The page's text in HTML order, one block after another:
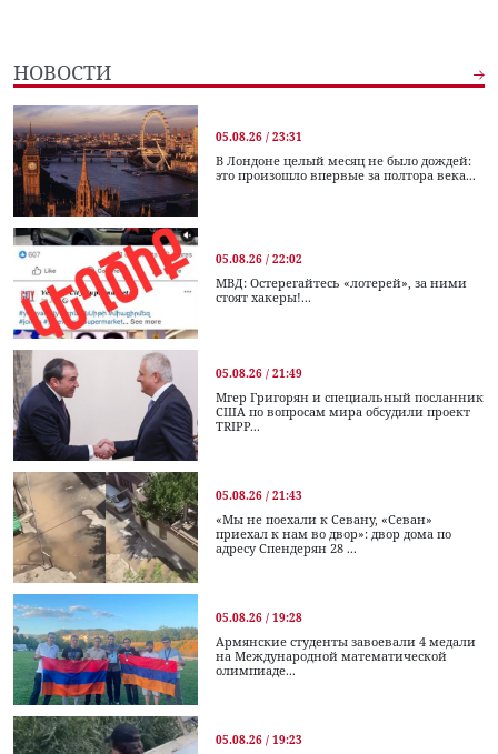
НОВОСТИ
05.08.26 / 23:31
В Лондоне целый месяц не было дождей:
это произошло впервые за полтора века...
05.08.26 / 22:02
МВД: Остерегайтесь «лотерей», за ними
стоят хакеры!...
05.08.26 / 21:49
Мгер Григорян и специальный посланник
США по вопросам мира обсудили проект
TRIPP...
05.08.26 / 21:43
«Мы не поехали к Севану, «Севан»
приехал к нам во двор»: двор дома по
адресу Спендерян 28 ...
05.08.26 / 19:28
Армянские студенты завоевали 4 медали
на Международной математической
олимпиаде...
05.08.26 / 19:23